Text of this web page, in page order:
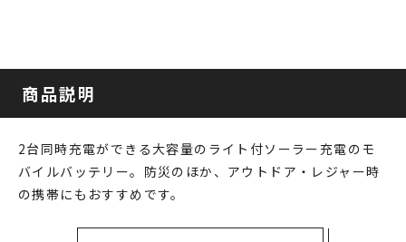
商品説明
2台同時充電ができる大容量のライト付ソーラー充電のモ
バイルバッテリー。防災のほか、アウトドア・レジャー時
の携帯にもおすすめです。